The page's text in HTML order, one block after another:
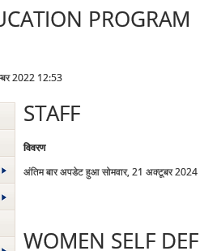
PROGRAM
2022 12:53
STAFF
विवरण
अंतिम बार अपडेट हुआ सोमवार, 21 अक्टूबर
WOMEN SELF